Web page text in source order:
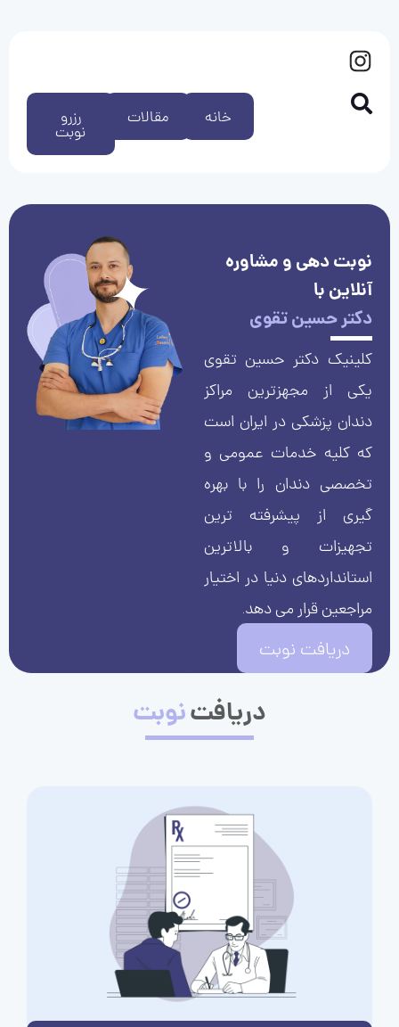
رزرو
نوبت
مقالات خانه
نوبت دهی و مشاوره
آنلاین با
دکتر حسین تقوی
کلینیک دکتر حسین تقوی
یکی از مجهزترین مراکز
دندان پزشکی در ایران است
که کلیه خدمات عمومی و
تخصصی دندان را با بهره
گیری از پیشرفته ترین
تجهیزات و بالاترین
استانداردهای دنیا در اختیار
مراجعین قرار می دهد.
دریافت نوبت
دریافتنوبت